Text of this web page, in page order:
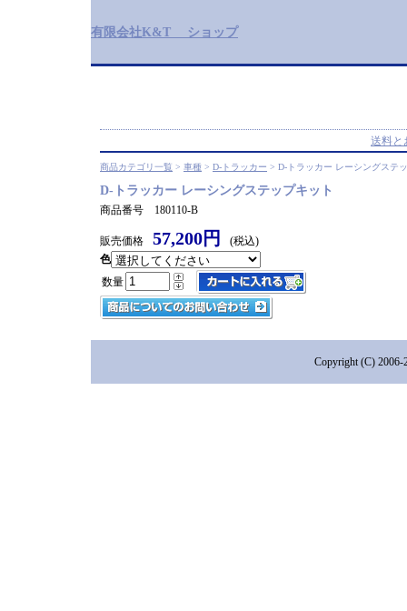
有限会社K&T ショップ
送料と
商品カテゴリ一覧 > 車種 > D-トラッカー > D-トラッカー レーシングステ
D-トラッカー レーシングステップキット
商品番号 180110-B
販売価格 57,200円
(税込)
色
数量
Copyright (C)